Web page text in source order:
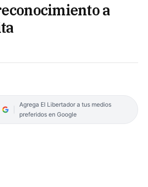
a
Agrega El Libertador a tus medios
preferidos en Google